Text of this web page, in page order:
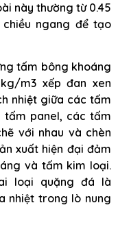
này thường từ 0.45
ngang để tạo
tấm bông khoáng
m3 xếp đan xen
nhiệt giữa các tấm
panel, các tấm
với nhau và chèn
xuất hiện đại đảm
và tấm kim loại.
loại quặng đá là
nhiệt trong lò nung